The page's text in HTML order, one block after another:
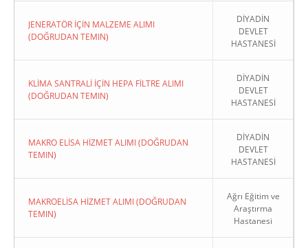
JENERATÖR İÇİN MALZEME ALIMI
(DOĞRUDAN TEMIN)
DİYADİN
DEVLET
HASTANESİ
KLİMA SANTRALİ İÇİN HEPA FİLTRE ALIMI
(DOĞRUDAN TEMIN)
DİYADİN
DEVLET
HASTANESİ
MAKRO ELİSA HİZMET ALIMI (DOĞRUDAN
TEMIN)
DİYADİN
DEVLET
HASTANESİ
MAKROELİSA HİZMET ALIMI (DOĞRUDAN
TEMIN)
Ağrı Eğitim ve
Araştırma
Hastanesi